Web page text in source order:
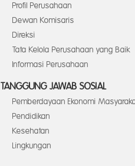
Profil Perusahaan
Dewan Komisaris
Direksi
Tata Kelola Perusahaan yang Baik
Informasi Perusahaan
TANGGUNG JAWAB SOSIAL
Pemberdayaan Ekonomi
Pendidikan
Kesehatan
Lingkungan